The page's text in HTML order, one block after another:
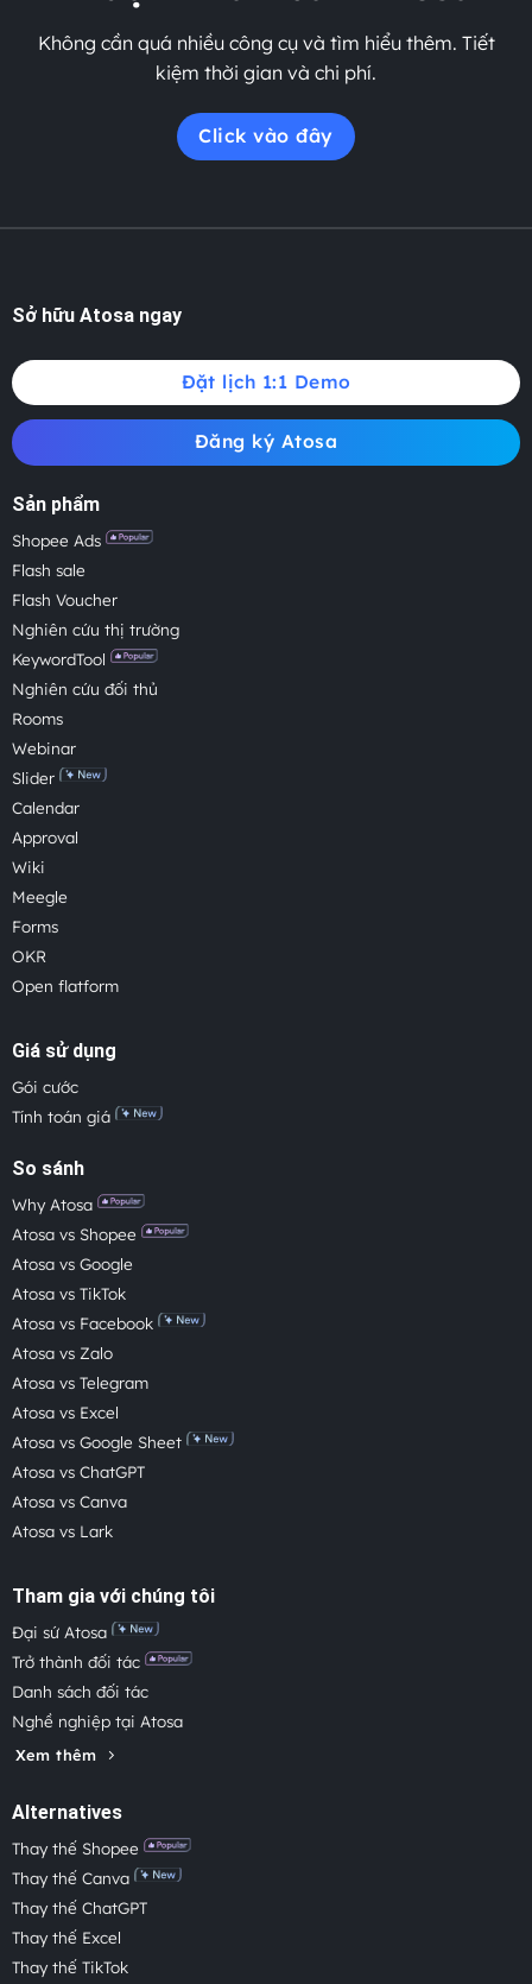
Không cần quá nhiều công cụ và tìm hiểu thêm. Tiết
kiệm thời gian và chi phí.
Click vào đây
Sở hữu Atosa ngay
Đặt lịch 1:1 Demo
Đăng ký Atosa
Sản phẩm
Shopee Ads
Flash sale
Flash Voucher
Nghiên cứu thị trường
KeywordTool
Nghiên cứu đối thủ
Rooms
Webinar
Slider
Calendar
Approval
Wiki
Meegle
Forms
OKR
Open flatform
Giá sử dụng
Gói cước
Tính toán giá
So sánh
Why Atosa
Atosa vs Shopee
Atosa vs Google
Atosa vs TikTok
Atosa vs Facebook
Atosa vs Zalo
Atosa vs Telegram
Atosa vs Excel
Atosa vs Google Sheet
Atosa vs ChatGPT
Atosa vs Canva
Atosa vs Lark
Tham gia với chúng tôi
Đại sứ Atosa
Trở thành đối tác
Danh sách đối tác
Nghề nghiệp tại Atosa
Xem thêm
Alternatives
Thay thế Shopee
Thay thế Canva
Thay thế ChatGPT
Thay thế Excel
Thay thế TikTok